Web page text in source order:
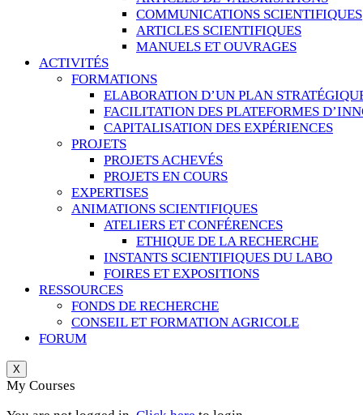
COMMUNICATIONS SCIENTIFIQUES
ARTICLES SCIENTIFIQUES
MANUELS ET OUVRAGES
ACTIVITÉS
FORMATIONS
ELABORATION D’UN PLAN
FACILITATION DES PLATEFORMES
CAPITALISATION DES EXPÉRIENCES
PROJETS
PROJETS ACHEVÉS
PROJETS EN COURS
EXPERTISES
ANIMATIONS SCIENTIFIQUES
ATELIERS ET CONFÉRENCES
ETHIQUE DE LA RECHERCHE
INSTANTS SCIENTIFIQUES DU LABO
FOIRES ET EXPOSITIONS
RESSOURCES
FONDS DE RECHERCHE
CONSEIL ET FORMATION AGRICOLE
FORUM
X
My Courses